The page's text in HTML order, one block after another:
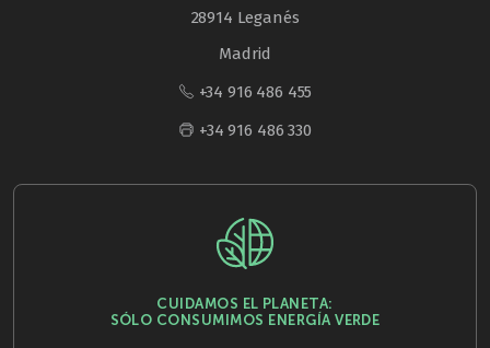
28914 Leganés
Madrid
+34 916 486 455
+34 916 486 330
CUIDAMOS EL PLANETA:
SÓLO CONSUMIMOS ENERGÍA VERDE